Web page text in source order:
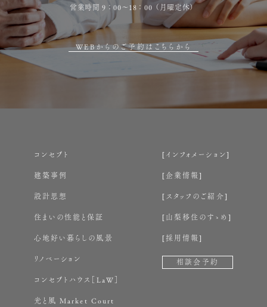
営業時間 9：00～18：00（月曜定休）
WEBからのご予約はこちらから
コンセプト
建築事例
設計思想
住まいの性能と保証
心地好い暮らしの風景
リノベーション
コンセプトハウス［LaW］
光と風 Market Court
インフォメーション
企業情報
スタッフのご紹介
山梨移住のすゝめ
採用情報
相談会予約